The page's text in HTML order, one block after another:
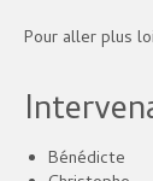
Pour aller plus
Bénédicte